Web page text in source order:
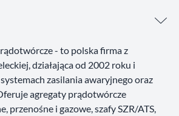
- to polska firma z
działająca od 2002 roku i
zasilania awaryjnego oraz
agregaty prądotwórcze
przenośne i gazowe, szafy SZR/ATS,